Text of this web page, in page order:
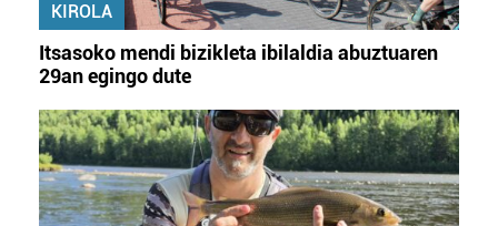
KIROLA
Itsasoko mendi bizikleta ibilaldia abuztuaren
29an egingo dute